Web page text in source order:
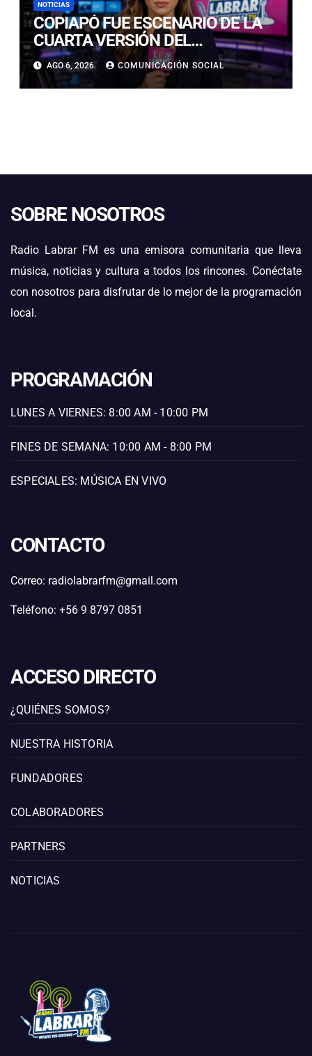
NOTICIAS
COPIAPÓ FUE ESCENARIO DE LA
CUARTA VERSIÓN DEL
CAMPEONATO REGIONAL DE
BANDAS DE GUERRA
ESTUDIANTILES
AGO 6, 2026 COMUNICACIÓN SOCIAL
SOBRE NOSOTROS
Radio Labrar FM es una emisora comunitaria que lleva
música, noticias y cultura a todos los rincones. Conéctate
con nosotros para disfrutar de lo mejor de la programación
local.
PROGRAMACIÓN
LUNES A VIERNES: 8:00 AM - 10:00 PM
FINES DE SEMANA: 10:00 AM - 8:00 PM
ESPECIALES: MÚSICA EN VIVO
CONTACTO
Correo: radiolabrarfm@gmail.com
Teléfono: +56 9 8797 0851
ACCESO DIRECTO
¿QUIÉNES SOMOS?
NUESTRA HISTORIA
FUNDADORES
COLABORADORES
PARTNERS
NOTICIAS